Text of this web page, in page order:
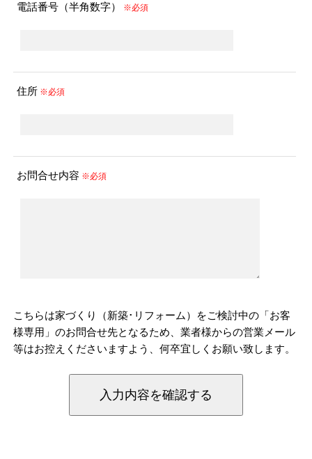
電話番号（半角数字） ※必須
住所※必須
お問合せ内容 ※必須
こちらは家づくり（新築･リフォーム）をご検討中の「お客
様専用」のお問合せ先となるため、業者様からの営業メール
等はお控えくださいますよう、何卒宜しくお願い致します。